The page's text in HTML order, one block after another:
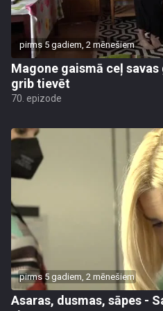
pirms 5 gadiem, 2 mēnešiem
Magone gaismā ceļ
grib tievēt
70. epizode
pirms 5 gadiem, 2 mēnešiem
Asaras, dusmas, sāpes -